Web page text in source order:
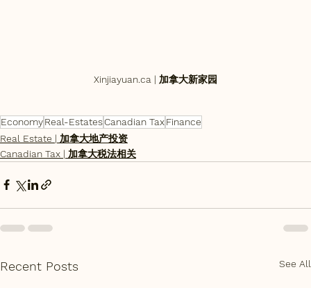
Xinjiayuan.ca | 加拿大新家园
EconomyReal-EstatesCanadian TaxFinance
Real Estate | 加拿大地产投资
Canadian Tax | 加拿大税法相关
Recent Posts See All